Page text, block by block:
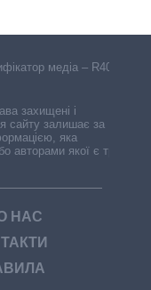
медіа – R40-
захищені і
сайту залишає за
яка
авторами якої є треті
НАС